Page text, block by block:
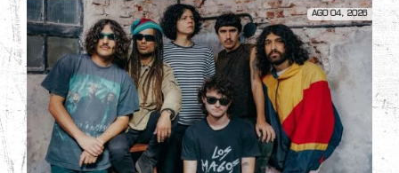
AGO 04, 2026